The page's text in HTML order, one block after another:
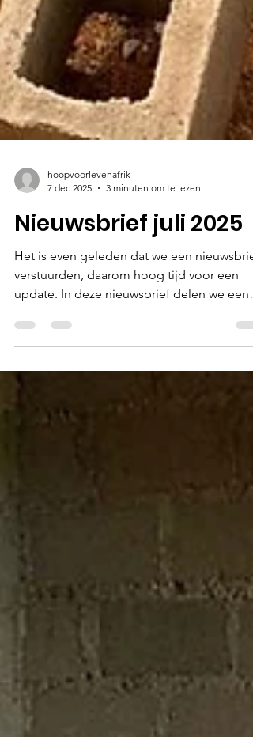
hoopvoorlevenafrik
7 dec 2025
3 minuten om te lezen
Nieuwsbrief juli 2025
Het is even geleden dat we een nieuwsbrief
update. In deze nieuwsbrief delen we een
belangrijke update uit ons bestuur en het
jaarverslag. En we geven antwoord op de
vraag of er al gebouwd wordt in Nigeria..?
leest het hier! Bestuursupdate We
met een bestuurlijke update. Eerder dit jaar